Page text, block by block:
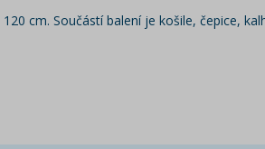
cm. Součástí balení je košile, čepice,